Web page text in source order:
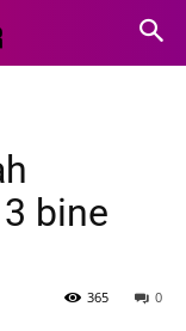
bine
0
365